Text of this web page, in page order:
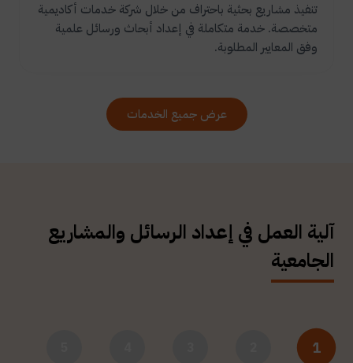
تنفيذ مشاريع بحثية باحتراف من خلال شركة خدمات أكاديمية
متخصصة. خدمة متكاملة في إعداد أبحاث ورسائل علمية
وفق المعايير المطلوبة.
عرض جميع الخدمات
آلية العمل في إعداد الرسائل والمشاريع
الجامعية
1